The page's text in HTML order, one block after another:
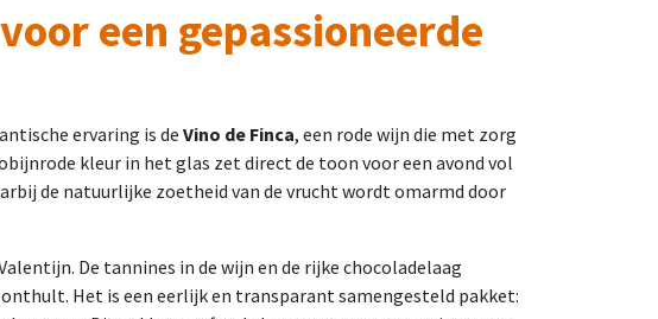
een gepassioneerde
ervaring is de Vino de Finca, een rode wijn die met zorg
kleur in het glas zet direct de toon voor een avond vol
de natuurlijke zoetheid van de vrucht wordt omarmd door
De tannines in de wijn en de rijke chocoladelaag
Het is een eerlijk en transparant samengesteld pakket: